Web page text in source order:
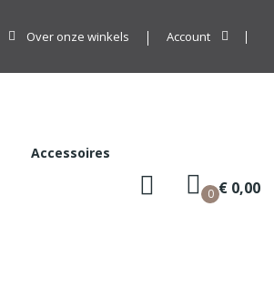
Over onze winkels Account
Accessoires
0 € 0,00